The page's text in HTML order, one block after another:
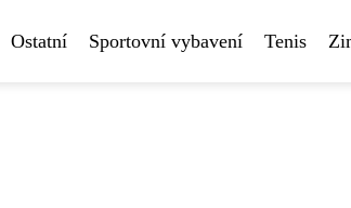
Ostatní Sportovní vybavení Tenis